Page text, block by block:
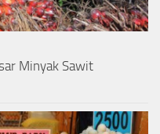
Minyak Sawit